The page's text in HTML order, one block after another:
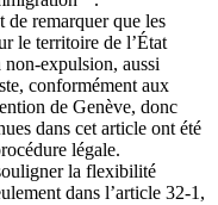
remarquer que les
le territoire de l’État
expulsion, aussi
conformément aux
de Genève, donc
dans cet article ont été
légale.
la flexibilité
dans l’article 32-1,